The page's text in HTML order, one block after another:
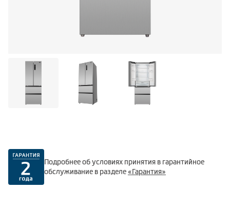
Подробнее об условиях принятия в гарантийное
обслуживание в разделе«Гарантия»